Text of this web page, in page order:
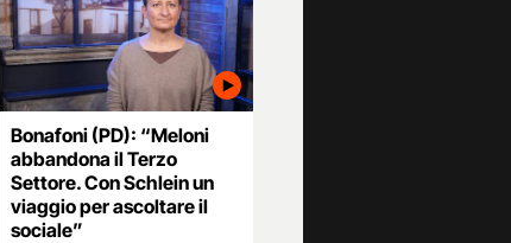
Bonafoni (PD): “Meloni
abbandona il Terzo
Settore. Con Schlein un
viaggio per ascoltare il
sociale”